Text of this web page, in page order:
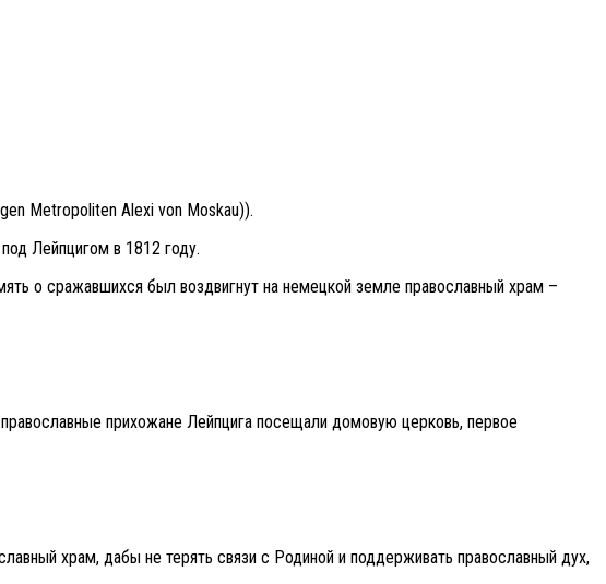
Metropoliten Alexi von Moskau)).
Лейпцигом в 1812 году.
о сражавшихся был воздвигнут на немецкой земле православный храм –
прихожане Лейпцига посещали домовую церковь, первое
храм, дабы не терять связи с Родиной и поддерживать православный дух,